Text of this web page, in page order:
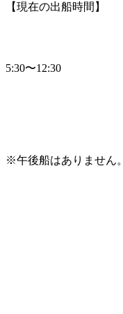
【現在の出船時間】
5:30〜12:30
※午後船はありません。